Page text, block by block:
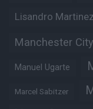
Lisandro Martinez
Manchester City
Manuel Ugarte
Marcel Sabitzer